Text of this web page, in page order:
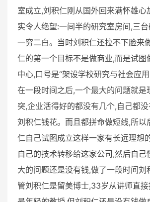
室成立,刘积仁刚从国外回来满怀雄心
实令人绝望:一间半的研究室房间,三
一穷二白。当时刘积仁还拉不下脸来
仁的第一个目标不是做商业,而是试图
中心,口号是“架设学校研究与社会应
在一段时间之后,一个最大的问题就是
突,企业活得好的都没有几个,自己都
刘积仁钱花。而且都拼命做短线,所以
仁自己试图成立这样一家有长远理想
自己的技术转移给这家公司,然后自己
大的问题还是没有钱,做了一段时间刘
管刘积仁是留美博士,33岁从讲师直